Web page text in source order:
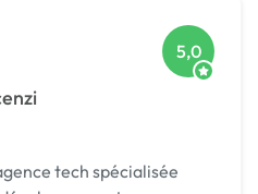
5,0
tech spécialisée